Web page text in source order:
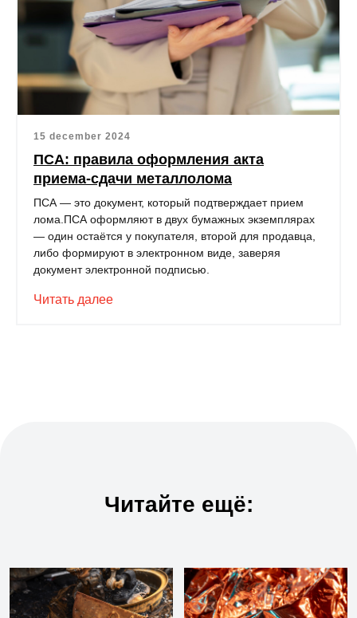
15 december 2024
ПСА: правила оформления акта
приема-сдачи металлолома
ПСА — это документ, который подтверждает прием
лома.ПСА оформляют в двух бумажных экземплярах
— один остаётся у покупателя, второй для продавца,
либо формируют в электронном виде, заверяя
документ электронной подписью.
Читать далее
Читайте ещё: